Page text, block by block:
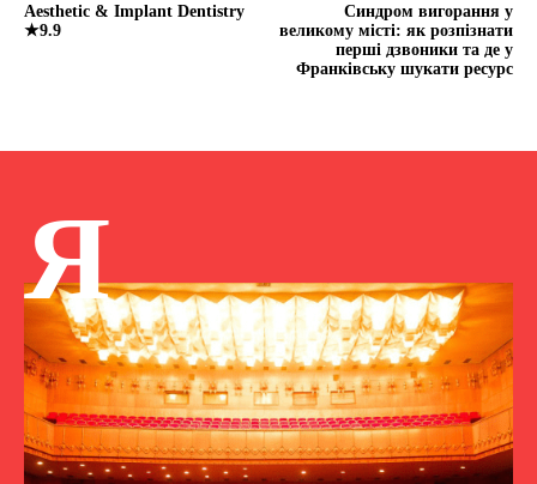
Aesthetic & Implant Dentistry
★9.9
Синдром вигорання у
великому місті: як розпізнати
перші дзвоники та де у
Франківську шукати ресурс
Я